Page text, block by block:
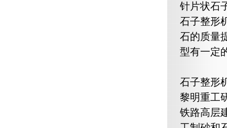
针片状石
石子整形
石的质量
型有一定
石子整形
黎明重工
铁路高层